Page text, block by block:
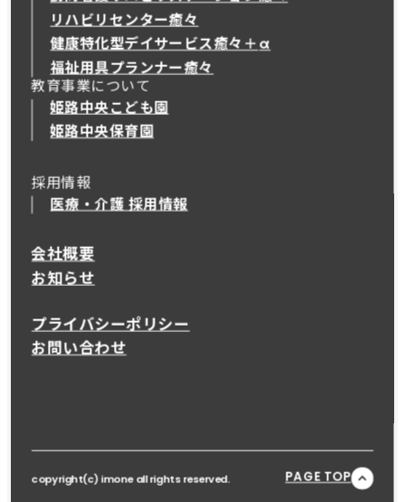
リハビリセンター癒々
健康特化型デイサービス癒々＋α
健康特化型デイサービス癒々＋
福祉用具プランナー癒々
教育事業について
姫路中央こども園
姫路中央保育園
採用情報
医療・介護 採用情報
会社概要
お知らせ
プライバシーポリシー
お問い合わせ
copyright(c) imone all rights reserved. PAGE TOP